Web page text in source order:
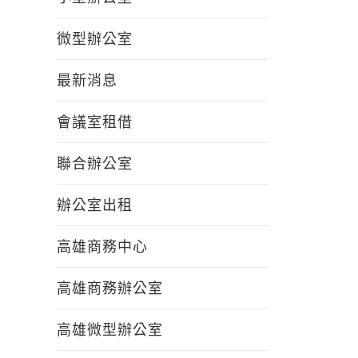
微型辦公室
最新消息
會議室租借
聯合辦公室
辦公室出租
高雄商務中心
高雄商務辦公室
高雄微型辦公室